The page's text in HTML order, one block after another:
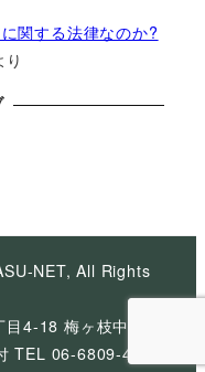
関する法律なのか?
り
NET, All Rights
4-18 梅ヶ枝中央ビ
TEL 06-6809-4926